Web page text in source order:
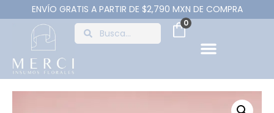
ENVÍO GRATIS A PARTIR DE $2,790 MXN DE COMPRA
0